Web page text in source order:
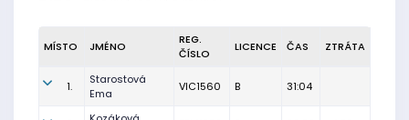
MÍSTO JMÉNO
REG.
ČÍSLO
LICENCE ČAS ZTRÁTA
1.
Starostová
Ema
VIC1560 B 31:04